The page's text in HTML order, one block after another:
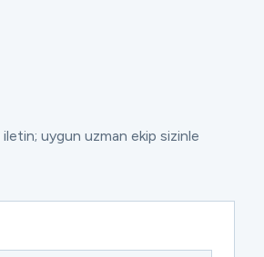
iletin; uygun uzman ekip sizinle